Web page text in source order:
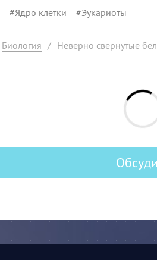
#Ядро клетки #Эукариоты
Биология / Неверно свернутые